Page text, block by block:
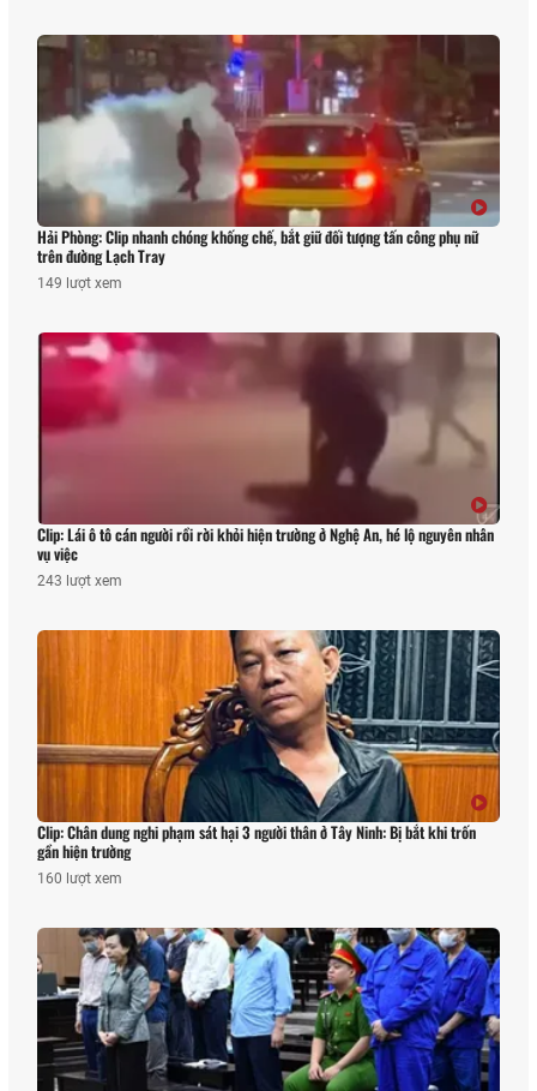
Hải Phòng: Clip nhanh chóng khống chế, bắt giữ đối tượng tấn công phụ nữ
trên đường Lạch Tray
149 lượt xem
Clip: Lái ô tô cán người rồi rời khỏi hiện trường ở Nghệ An, hé lộ nguyên nhân
vụ việc
243 lượt xem
Clip: Chân dung nghi phạm sát hại 3 người thân ở Tây Ninh: Bị bắt khi trốn
gần hiện trường
160 lượt xem